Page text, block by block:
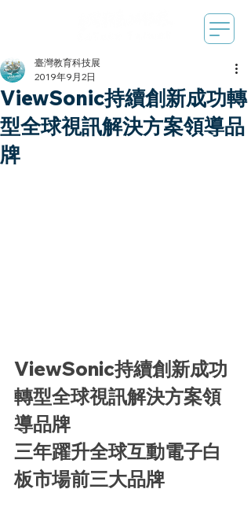
ViewSonic持續創新成功轉
型全球視訊解決方案領導品
牌
臺灣教育科技展
2019年9月2日
ViewSonic持續創新成功
轉型全球視訊解決方案領
導品牌
三年躍升全球互動電子白
板市場前三大品牌